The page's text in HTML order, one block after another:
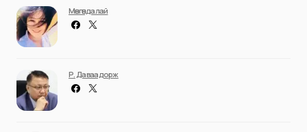
Мөнгөндалай
Р. Даваадорж